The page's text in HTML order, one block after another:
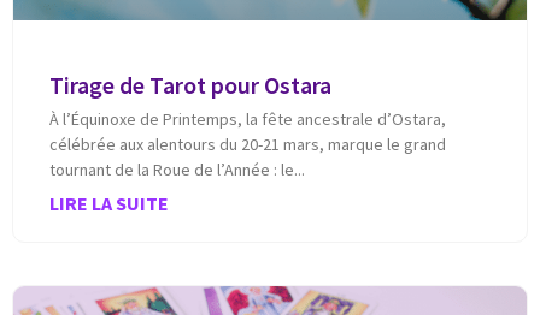
Tirage de Tarot pour Ostara
À l’Équinoxe de Printemps, la fête ancestrale d’Ostara,
célébrée aux alentours du 20-21 mars, marque le grand
tournant de la Roue de l’Année : le
LIRE LA SUITE